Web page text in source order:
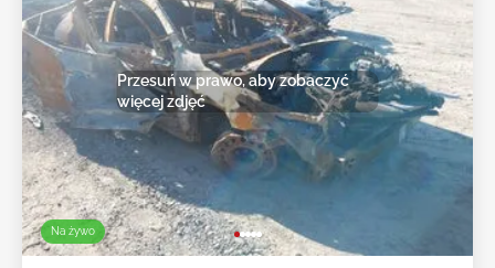
Na żywo
Przesuń w prawo, aby zobaczyć
więcej zdjęć